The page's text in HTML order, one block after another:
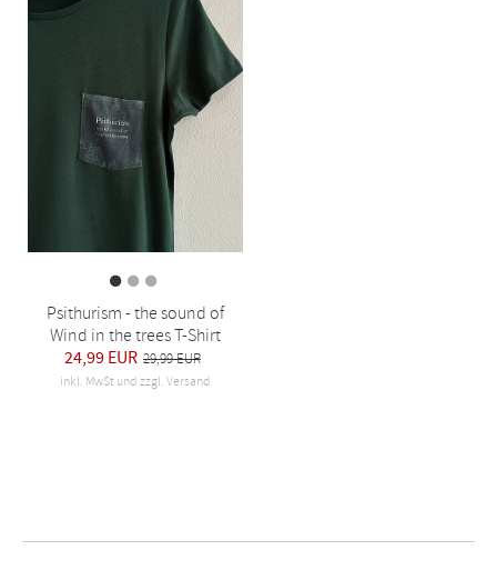
Psithurism - the sound of
Wind in the trees T-Shirt
24,99 EUR 29,99 EUR
inkl. MwSt und zzgl. Versand